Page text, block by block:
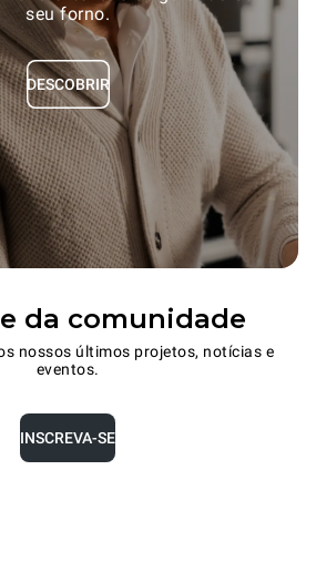
seu forno.
DESCOBRIR
da comunidade
nossos últimos projetos, notícias e
eventos.
INSCREVA-SE